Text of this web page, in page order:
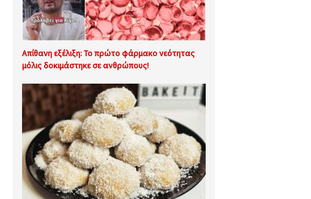
Απίθανη εξέλιξη: Το πρώτο φάρμακο νεότητας
μόλις δοκιμάστηκε σε ανθρώπους!